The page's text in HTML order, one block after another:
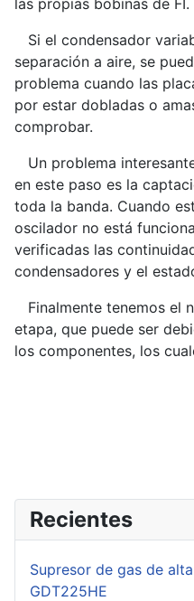
Si el condensador
separación a aire, se
problema cuando las
por estar dobladas o
comprobar.
Un problema
en este paso es la
toda la banda. Cuando
oscilador no está
verificadas las
condensadores y el
Finalmente tenemos el
etapa, que puede ser
los componentes, los
Recientes
Supresor de gas de
GDT225HE